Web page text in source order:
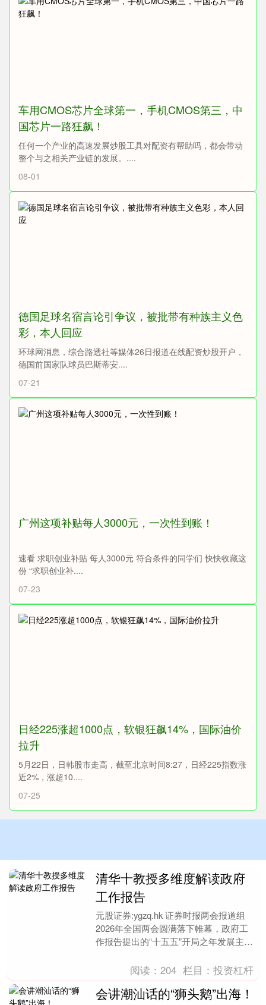
车用CMOS芯片全球第一，手机CMOS第三，中
国芯片一路狂飙！
任何一个产业的高速发展炒股工具对配资有帮助吗，都会带动
整个与之相关产业链的发展。....
08-01
德国足球名宿言论引争议，被批带有种族主义色
彩，本人回应
环球网消息，综合路透社等媒体26日报道在线配资炒股开户，
德国前国家队球员巴斯蒂安....
07-21
广州这项补贴每人3000元，一次性到账！
速看 求职创业补贴 每人3000元 符合条件的同学们 快快收藏这
份 “求职创业补....
07-23
日经225涨超1000点，软银狂飙14%，国际油价
拉升
5月22日，日韩股市走高，截至北京时间8:27，日经225指数涨
近2%，涨超10....
07-25
清华十教授多维度解读政府
工作报告
元股证券:ygzq.hk 证券时报两会报道组
2026年全国两会圆满落下帷幕，政府工
作报告提出的“十五五”开局之年发展主要
阅读：204 栏目：投资杠杆
会讲潮汕话的“狮头鹅”出海！